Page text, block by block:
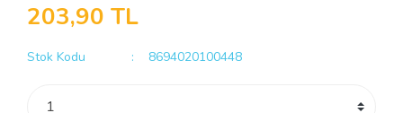
203,90 TL
Stok Kodu 8694020100448